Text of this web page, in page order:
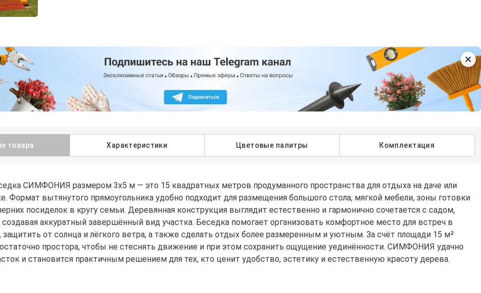
товара Характеристики Цветовые палитры Комплектация
СИМФОНИЯ размером 3х5 м — это 15 квадратных метров продуманного пространства для отдыха на даче или
Формат вытянутого прямоугольника удобно подходит для размещения большого стола, мягкой мебели, зоны готовки
посиделок в кругу семьи. Деревянная конструкция выглядит естественно и гармонично сочетается с садом,
аккуратный завершённый вид участка. Беседка помогает организовать комфортное место для встреч в
защитить от солнца и лёгкого ветра, а также сделать отдых более размеренным и уютным. За счёт площади 15 м²
простора, чтобы не стеснять движение и при этом сохранить ощущение уединённости. СИМФОНИЯ удачно
и становится практичным решением для тех, кто ценит удобство, эстетику и естественную красоту дерева.